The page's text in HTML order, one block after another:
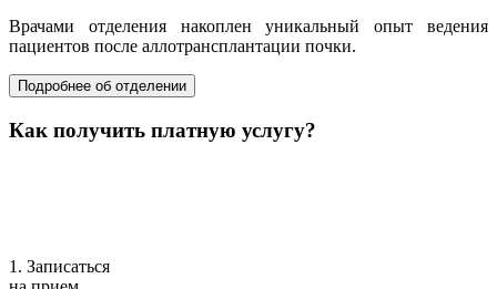
Врачами отделения накоплен уникальный опыт ведения
пациентов после аллотрансплантации почки.
Подробнее об отделении
Как получить платную услугу?
1. Записаться